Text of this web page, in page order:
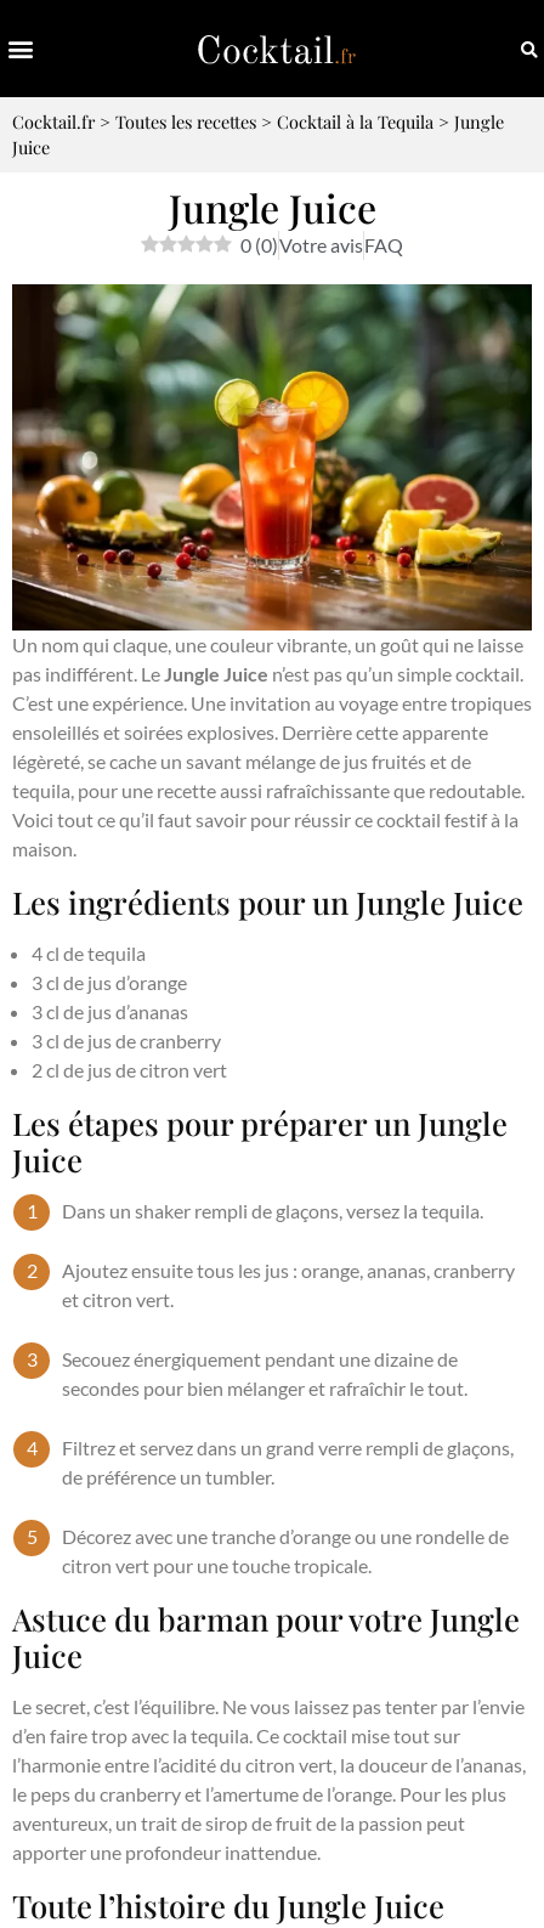
Cocktail.fr> Toutes les recettes > Cocktail à la Tequila > Jungle
Juice
Jungle Juice
0 (0)Votre avisFAQ
Un nom qui claque, une couleur vibrante, un goût qui ne laisse
pas indifférent. LeJungle Juice n’est pas qu’un simple cocktail.
C’est une expérience. Une invitation au voyage entre tropiques
ensoleillés et soirées explosives. Derrière cette apparente
légèreté, se cache un savant mélange de jus fruités et de
tequila, pour une recette aussi rafraîchissante que redoutable.
Voici tout ce qu’il faut savoir pour réussir ce cocktail festif à la
maison.
Les ingrédients pour un Jungle Juice
4 cl de tequila
3 cl de jus d’orange
3 cl de jus d’ananas
3 cl de jus de cranberry
2 cl de jus de citron vert
Les étapes pour préparer un Jungle
Juice
Dans un shaker rempli de glaçons, versez la tequila.
Ajoutez ensuite tous les jus : orange, ananas, cranberry
et citron vert.
Secouez énergiquement pendant une dizaine de
secondes pour bien mélanger et rafraîchir le tout.
Filtrez et servez dans un grand verre rempli de glaçons,
de préférence un tumbler.
Décorez avec une tranche d’orange ou une rondelle de
citron vert pour une touche tropicale.
Astuce du barman pour votre Jungle
Juice
Le secret, c’est l’équilibre. Ne vous laissez pas tenter par l’envie
d’en faire trop avec la tequila. Ce cocktail mise tout sur
l’harmonie entre l’acidité du citron vert, la douceur de l’ananas,
le peps du cranberry et l’amertume de l’orange. Pour les plus
aventureux, un trait de sirop de fruit de la passion peut
apporter une profondeur inattendue.
Toute l’histoire du Jungle Juice